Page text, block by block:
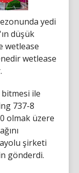
yedi
düşük
wetlease
wetlease
ile
737-8
olmak üzere
şirketi
gönderdi.